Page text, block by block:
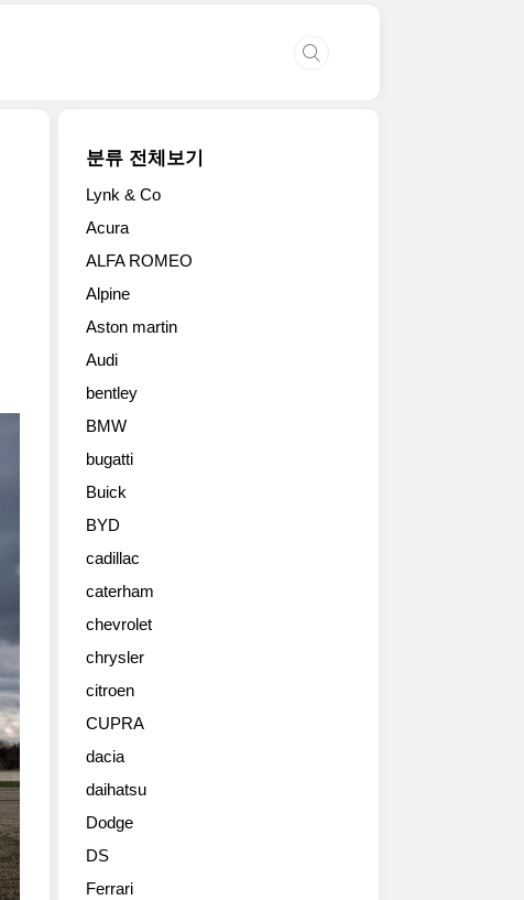
분류 전체보기
Lynk & Co
Acura
ALFA ROMEO
Alpine
Aston martin
Audi
bentley
BMW
bugatti
Buick
BYD
cadillac
caterham
chevrolet
chrysler
citroen
CUPRA
dacia
daihatsu
Dodge
DS
Ferrari